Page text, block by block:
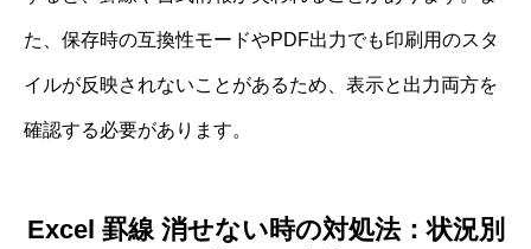
た、保存時の互換性モードやPDF出力でも印刷用のスタ
イルが反映されないことがあるため、表示と出力両方を
確認する必要があります。
Excel 罫線 消せない時の対処法：状況別